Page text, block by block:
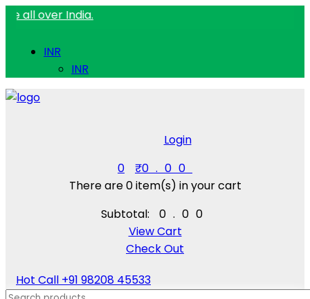
India.
INR
INR
Login
0
₹0.00
There are0 item(s) in your cart
Subtotal:
0.00
View Cart
Check Out
Hot Call +91 98208 45533